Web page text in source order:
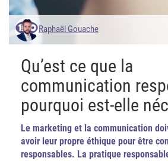
Raphaël Gouache
Qu’est ce que la
communication
pourquoi est-elle
Le marketing et la communication
avoir leur propre éthique pour être
responsables. La pratique